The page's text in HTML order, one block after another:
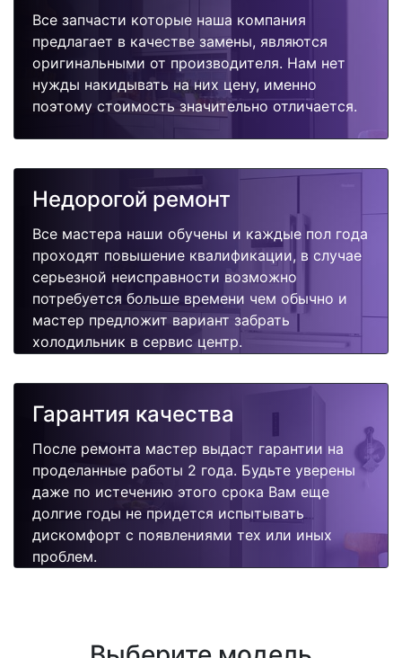
Все запчасти которые наша компания
предлагает в качестве замены, являются
оригинальными от производителя. Нам нет
нужды накидывать на них цену, именно
поэтому стоимость значительно отличается.
Недорогой ремонт
Все мастера наши обучены и каждые пол года
проходят повышение квалификации, в случае
серьезной неисправности возможно
потребуется больше времени чем обычно и
мастер предложит вариант забрать
холодильник в сервис центр.
Гарантия качества
После ремонта мастер выдаст гарантии на
проделанные работы 2 года. Будьте уверены
даже по истечению этого срока Вам еще
долгие годы не придется испытывать
дискомфорт с появлениями тех или иных
проблем.